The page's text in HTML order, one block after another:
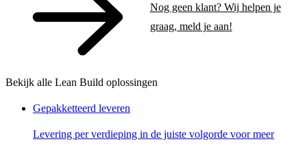
Nog geen klant? Wij helpen je
graag, meld je aan!
Bekijk alle Lean Build oplossingen
Gepakketteerd leveren
Levering per verdieping in de juiste volgorde voor meer